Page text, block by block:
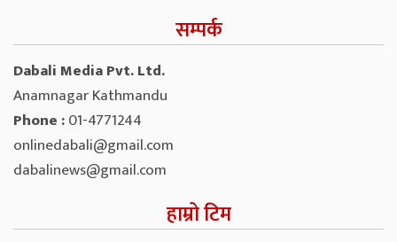
सम्पर्क
Dabali Media Pvt. Ltd.
Anamnagar Kathmandu
Phone :01-4771244
onlinedabali@gmail.com
dabalinews@gmail.com
हाम्रो टिम